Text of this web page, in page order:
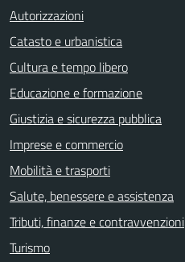
Autorizzazioni
Catasto e urbanistica
Cultura e tempo libero
Educazione e formazione
Giustizia e sicurezza pubblica
Imprese e commercio
Mobilità e trasporti
Salute, benessere e assistenza
Tributi, finanze e contravvenzioni
Turismo